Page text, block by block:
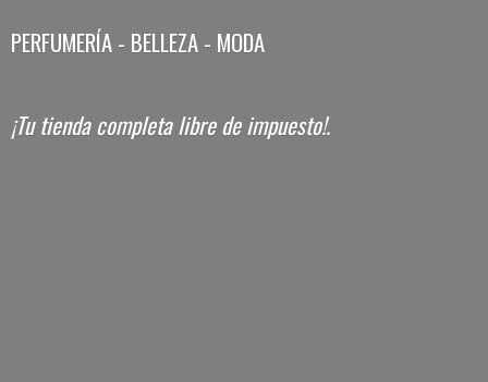
PERFUMERÍA - BELLEZA - MODA
¡Tu tienda completa librede impuesto!.